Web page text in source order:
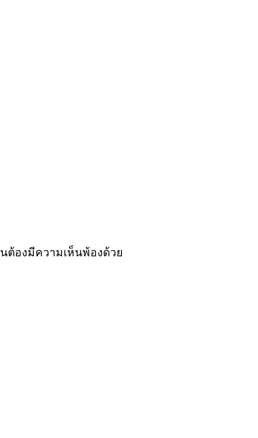
ต้องมีความเห็นพ้องด้วย